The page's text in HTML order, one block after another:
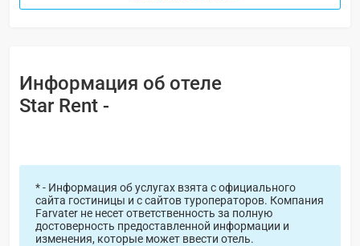
Информация об отеле
Star Rent -
* - Информация об услугах взята с официального
сайта гостиницы и с сайтов туроператоров. Компания
Farvater не несет ответственность за полную
достоверность предоставленной информации и
изменения, которые может ввести отель.